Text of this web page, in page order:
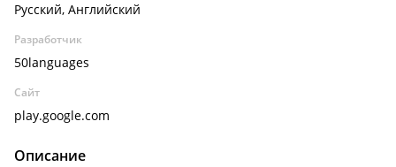
Русский, Английский
Разработчик
50languages
Сайт
play.google.com
Описание